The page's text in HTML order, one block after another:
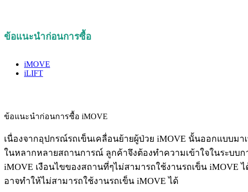
ข้อแนะนำก่อนการซื้อ
iMOVE
iLIFT
ข้อแนะนำก่อนการซื้อ iMOVE
เนื่องจากอุปกรณ์รถเข็นเคลื่อนย้ายผู้ป่วย iMOVE นั้นออกแบบม
ในหลากหลายสถานการณ์ ลูกค้าจึงต้องทำความเข้าใจในระบบ
iMOVE เงือนไขของสถานที่ๆไม่สามารถใช้งานรถเข็น iMOVE
อาจทำให้ไม่สามารถใช้งานรถเข็น iMOVE ได้